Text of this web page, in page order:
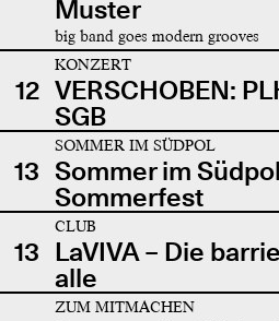
Muster
big band goes modern grooves
12
KONZERT
VERSCHOBEN:
SGB
13
SOMMER IM SÜDPOL
Sommer im
Sommerfest
13
CLUB
LaVIVA – Die
alle
ZUM MITMACHEN